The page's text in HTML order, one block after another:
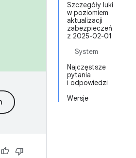
Szczegóły luki
w poziomiem
aktualizacji
zabezpieczeń
z 2025-02-01
System
Najczęstsze
pytania
i odpowiedzi
Wersje